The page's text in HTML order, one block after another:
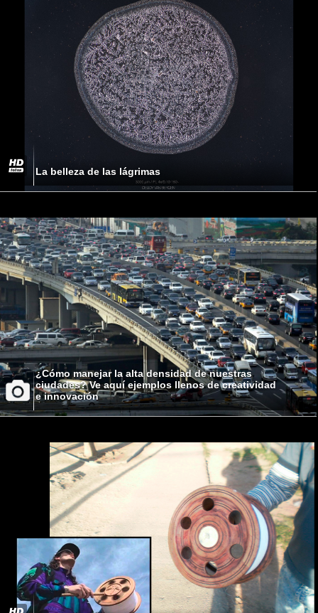
La belleza de las lágrimas
¿Cómo manejar la alta densidad de nuestras
ciudades? Ve aquí ejemplos llenos de creatividad
e innovación